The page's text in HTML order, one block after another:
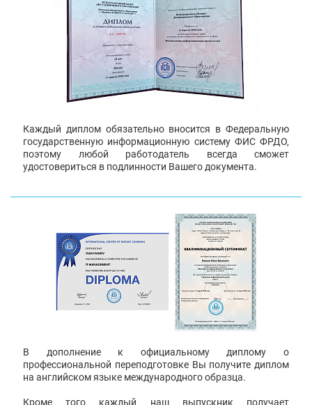
Каждый диплом обязательно вносится в Федеральную
государственную информационную систему ФИС ФРДО,
поэтому любой работодатель всегда сможет
удостовериться в подлинности Вашего документа.
В дополнение к официальному диплому о
профессиональной переподготовке Вы получите диплом
на английском языке международного образца.
Кроме того каждый наш выпускник получает